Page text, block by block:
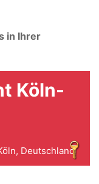
in Ihrer
Köln-
Deutschland